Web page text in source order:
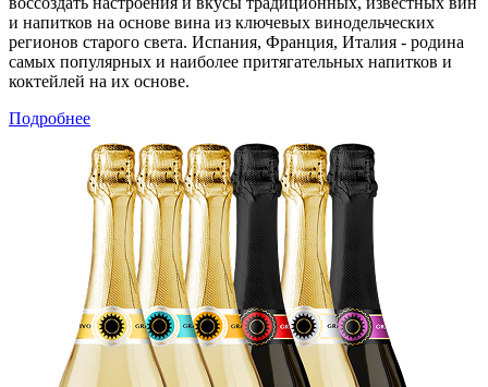
и напитков на основе вина из ключевых винодельческих
регионов старого света. Испания, Франция, Италия - родина
самых популярных и наиболее притягательных напитков и
коктейлей на их основе.
Подробнее